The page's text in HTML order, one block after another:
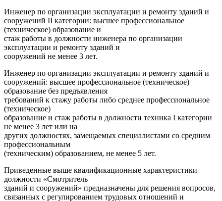
Инженер по организации эксплуатации и ремонту зданий и
сооружений II категории: высшее профессиональное
(техническое) образование и
стаж работы в должности инженера по организации
эксплуатации и ремонту зданий и
сооружений не менее 3 лет.
Инженер по организации эксплуатации и ремонту зданий и
сооружений: высшее профессиональное (техническое)
образование без предъявления
требований к стажу работы либо среднее профессиональное
(техническое)
образование и стаж работы в должности техника I категории
не менее 3 лет или на
других должностях, замещаемых специалистами со средним
профессиональным
(техническим) образованием, не менее 5 лет.
Приведенные выше квалификационные характеристики
должности «Смотритель
зданий и сооружений» предназначены для решения вопросов,
связанных с регулированием трудовых отношений и